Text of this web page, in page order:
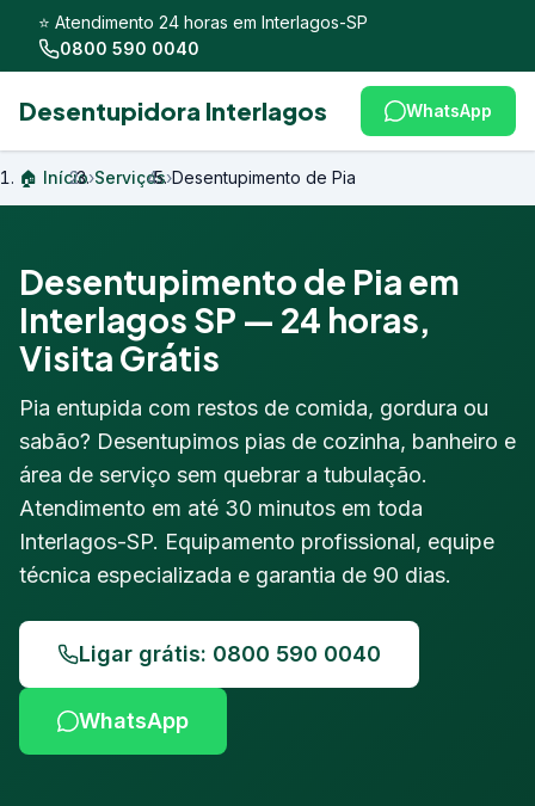
⭐ Atendimento 24 horas em Interlagos-SP
0800 590 0040
Desentupidora Interlagos WhatsApp
🏠 Início›Serviços›Desentupimento de Pia
Desentupimento de Pia em
Interlagos SP — 24 horas,
Visita Grátis
Pia entupida com restos de comida, gordura ou
sabão? Desentupimos pias de cozinha, banheiro e
área de serviço sem quebrar a tubulação.
Atendimento em até 30 minutos em toda
Interlagos-SP. Equipamento profissional, equipe
técnica especializada e garantia de 90 dias.
Ligar grátis: 0800 590 0040
WhatsApp